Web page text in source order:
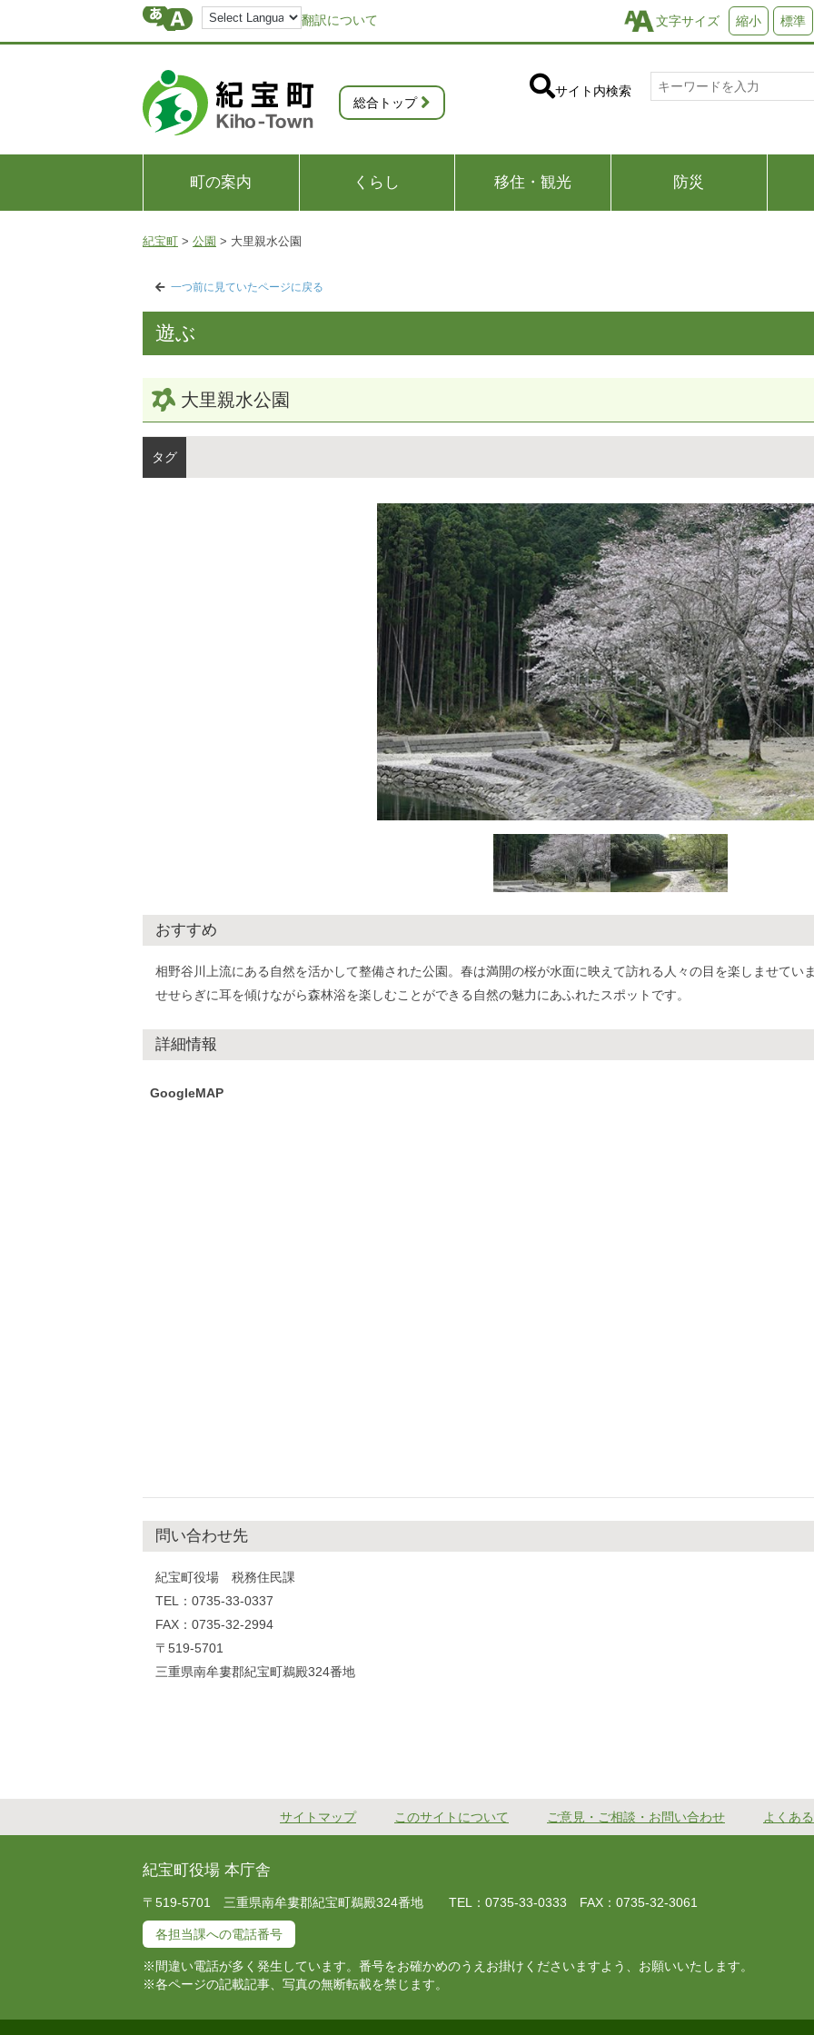
翻訳について 文字サイズ 縮小 標準
総合トップ
サイト内検索
町の案内 くらし 移住・観光 防災
紀宝町 > 公園 > 大里親水公園
一つ前に見ていたページに戻る
遊ぶ
大里親水公園
おすすめ
相野谷川上流にある自然を活かして整備された公園。春は満開の桜が水面に映えて訪れる人々の目を楽しませてい
せせらぎに耳を傾けながら森林浴を楽しむことができる自然の魅力にあふれたスポットです。
詳細情報
GoogleMAP
問い合わせ先
紀宝町役場 税務住民課
TEL：0735-33-0337
FAX：0735-32-2994
〒519-5701
三重県南牟婁郡紀宝町鵜殿324番地
サイトマップ このサイトについて ご意見・ご相談・お問い合わせ よくあ
紀宝町役場 本庁舎
〒519-5701 三重県南牟婁郡紀宝町鵜殿324番地 TEL：0735-33-0333 FAX：0735-32-3061
各担当課への電話番号
※間違い電話が多く発生しています。番号をお確かめのうえお掛けくださいますよう、お願いいたします。
※各ページの記載記事、写真の無断転載を禁じます。